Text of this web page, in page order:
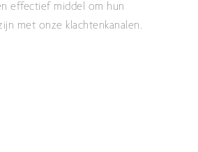
effectief middel om hun
met onze klachtenkanalen.